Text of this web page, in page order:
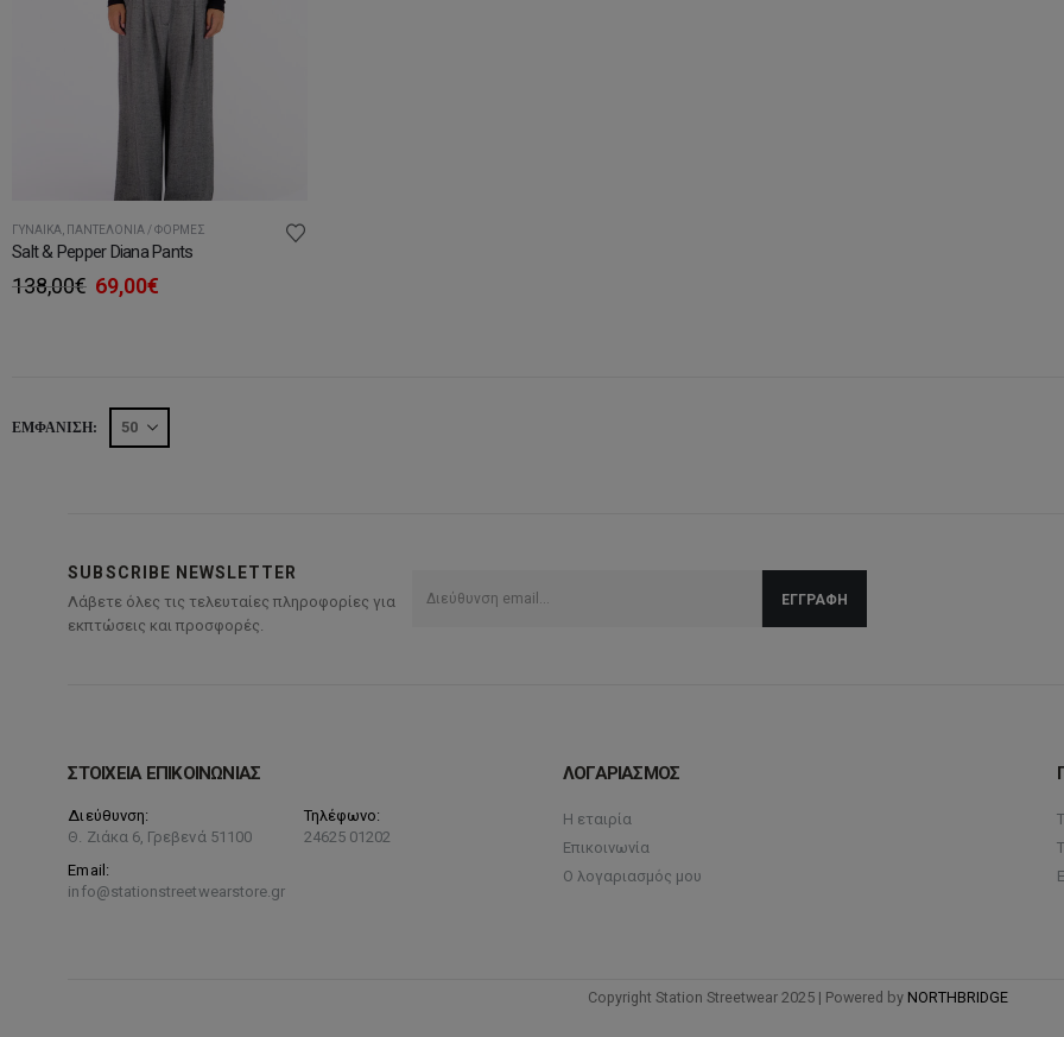
ΓΥΝΑΊΚΑ ΠΑΝΤΕΛΌΝΙΑ / ΦΌΡΜΕΣ
Salt & Pepper Diana Pants
138,00€ Original
price
69,00€
ΕΜΦΆΝΙΣΗ:
SUBSCRIBE NEWSLETTER
Λάβετε όλες τις τελευταίες πληροφορίες για
εκπτώσεις και προσφορές.
ΣΤΟΙΧΕΙΑ ΕΠΙΚΟΙΝΩΝΙΑΣ
Διεύθυνση:
Θ. Ζιάκα 6, Γρεβενά 51100
Τηλέφωνο:
24625 01202
Email:
info@stationstreetwearstore.gr
ΛΟΓΑΡΙΑΣΜΟΣ
Η εταιρία
Επικοινωνία
Ο λογαριασμός μου
Copyright Station Streetwear 2025 | Powered by NORTHBRIDGE